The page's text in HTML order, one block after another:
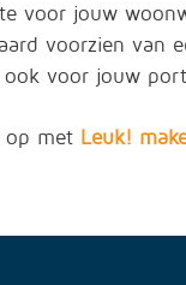
voor jouw
voorzien van
voor jouw
op met Leuk!